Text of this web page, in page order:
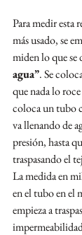
Para medir esta
más usado, se
miden lo que se
agua”. Se
que nada lo
coloca un tubo
va llenando de
presión, hasta
traspasando el
La medida en
en el tubo en el
empieza a